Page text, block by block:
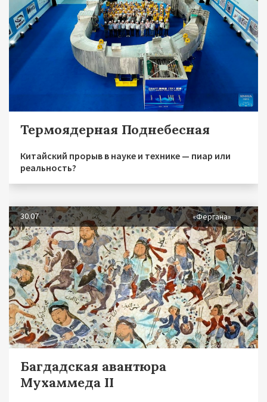
Термоядерная Поднебесная
Китайский прорыв в науке и технике — пиар или
реальность?
30.07 «Фергана»
Багдадская авантюра
Мухаммеда II